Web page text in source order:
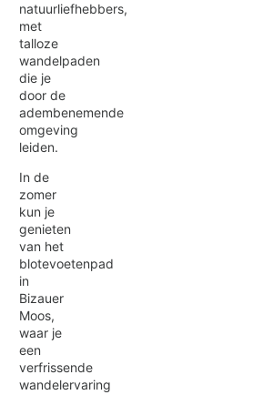
natuurliefhebbers,
met
talloze
wandelpaden
die je
door de
adembenemende
omgeving
leiden.
In de
zomer
kun je
genieten
van het
blotevoetenpad
in
Bizauer
Moos,
waar je
een
verfrissende
wandelervaring